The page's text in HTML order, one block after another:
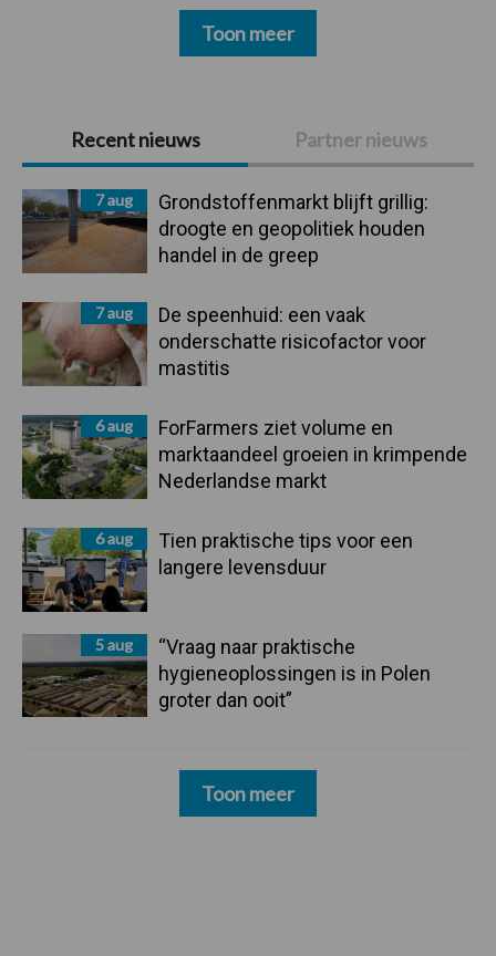
Primaire
Sidebar
Recent nieuws Partner nieuws
7 aug
Grondstoffenmarkt blijft grillig:
droogte en geopolitiek houden
handel in de greep
7 aug
De speenhuid: een vaak
onderschatte risicofactor voor
mastitis
6 aug
ForFarmers ziet volume en
marktaandeel groeien in krimpende
Nederlandse markt
6 aug
Tien praktische tips voor een
langere levensduur
5 aug
“Vraag naar praktische
hygieneoplossingen is in Polen
groter dan ooit”
Toon meer
Toon meer